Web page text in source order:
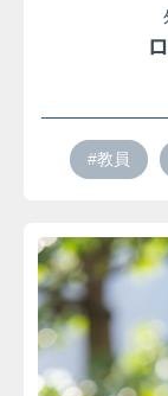
#教員